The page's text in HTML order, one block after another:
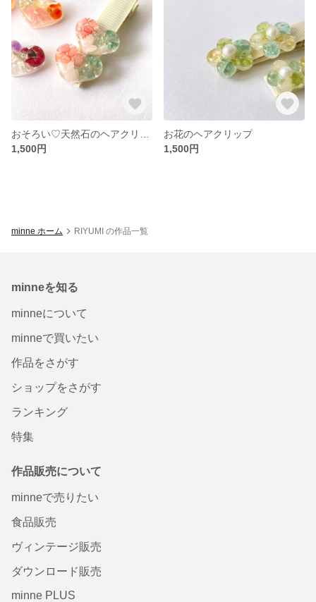
1,500円
お花のヘアクリップ
1,500円
minne ホーム RIYUMI の作品一覧
minneを知る
minneについて
minneで買いたい
作品をさがす
ショップをさがす
ランキング
特集
作品販売について
minneで売りたい
食品販売
ヴィンテージ販売
ダウンロード販売
minne PLUS